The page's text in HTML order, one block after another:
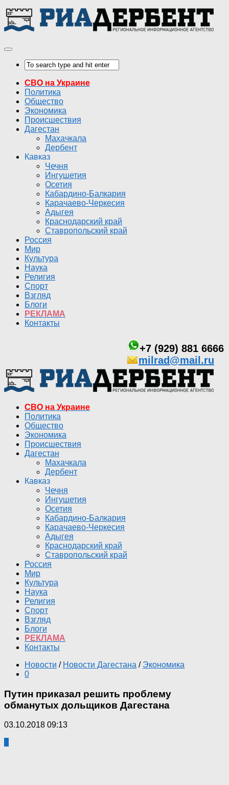
СВО на Украине
Политика
Общество
Экономика
Происшествия
Дагестан
Махачкала
Дербент
Кавказ
Чечня
Ингушетия
Осетия
Кабардино-Балкария
Карачаево-Черкесия
Адыгея
Краснодарский край
Ставропольский край
Россия
Мир
Культура
Наука
Религия
Спорт
Взгляд
Блоги
РЕКЛАМА
Контакты
+7 (929) 881 6666
milrad@mail.ru
СВО на Украине
Политика
Общество
Экономика
Происшествия
Дагестан
Махачкала
Дербент
Кавказ
Чечня
Ингушетия
Осетия
Кабардино-Балкария
Карачаево-Черкесия
Адыгея
Краснодарский край
Ставропольский край
Россия
Мир
Культура
Наука
Религия
Спорт
Взгляд
Блоги
РЕКЛАМА
Контакты
Новости / Новости Дагестана / Экономика
0
Путин приказал решить проблему
обманутых дольщиков Дагестана
03.10.2018 09:13